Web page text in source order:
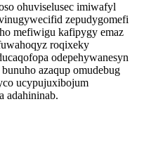
ohuviselusec imiwafyl
zepudygomefi
mefiwigu kafipygy emaz
roqixeky
odepehywanesyn
azaqup omudebug
ucypujuxibojum
adahininab.